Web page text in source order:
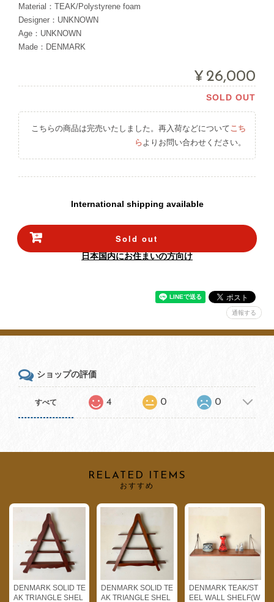
Material：TEAK/Polystyrene foam
Designer：UNKNOWN
Age：UNKNOWN
Made：DENMARK
¥26,000
SOLD OUT
こちらの商品は完売いたしました。再入荷などについてこち
ら よりお問い合わせください。
International shipping available
Sold out
日本国内にお住まいの方向け
通報する
ショップの評価
すべて 4 0 0
RELATED ITEMS
おすすめ
DENMARK SOLID TE
AK TRIANGLE SHEL
DENMARK SOLID TE
AK TRIANGLE SHEL
DENMARK TEAK/ST
EEL WALL SHELF(W